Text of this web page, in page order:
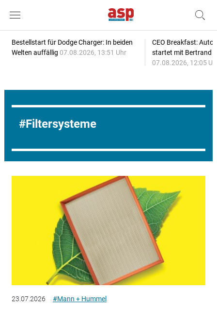
Bestellstart für Dodge Charger: In beiden
Welten auffällig 07.08.2026, 13:51 Uhr
CEO Breakfast:
startet mit Bertrand
07.08.2026, 12:05
Filtersysteme
23.07.2026 #Mann + Hummel